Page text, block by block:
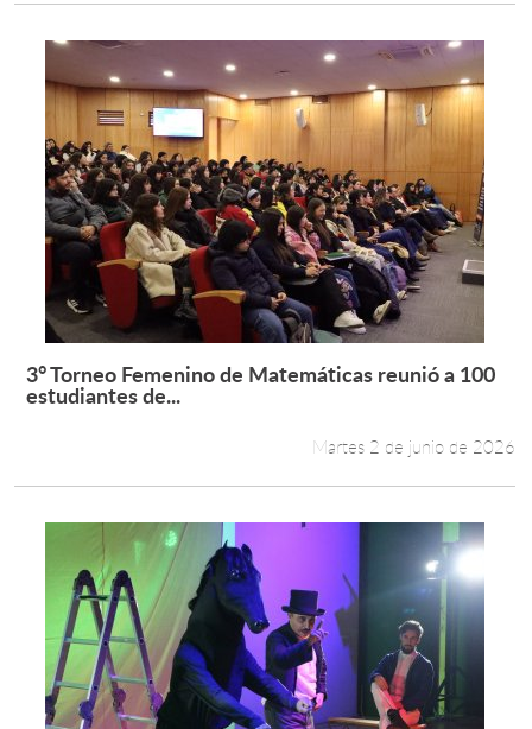
Leer más +
3° Torneo Femenino de Matemáticas reunió a 100
estudiantes de...
Martes 2 de junio de 2026